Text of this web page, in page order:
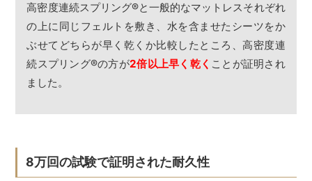
高密度連続スプリング®と一般的なマットレスそれぞれ
の上に同じフェルトを敷き、水を含ませたシーツをか
ぶせてどちらが早く乾くか比較したところ、高密度連
続スプリング®の方が2倍以上早く乾く ことが証明され
ました。
8万回の試験で証明された耐久性